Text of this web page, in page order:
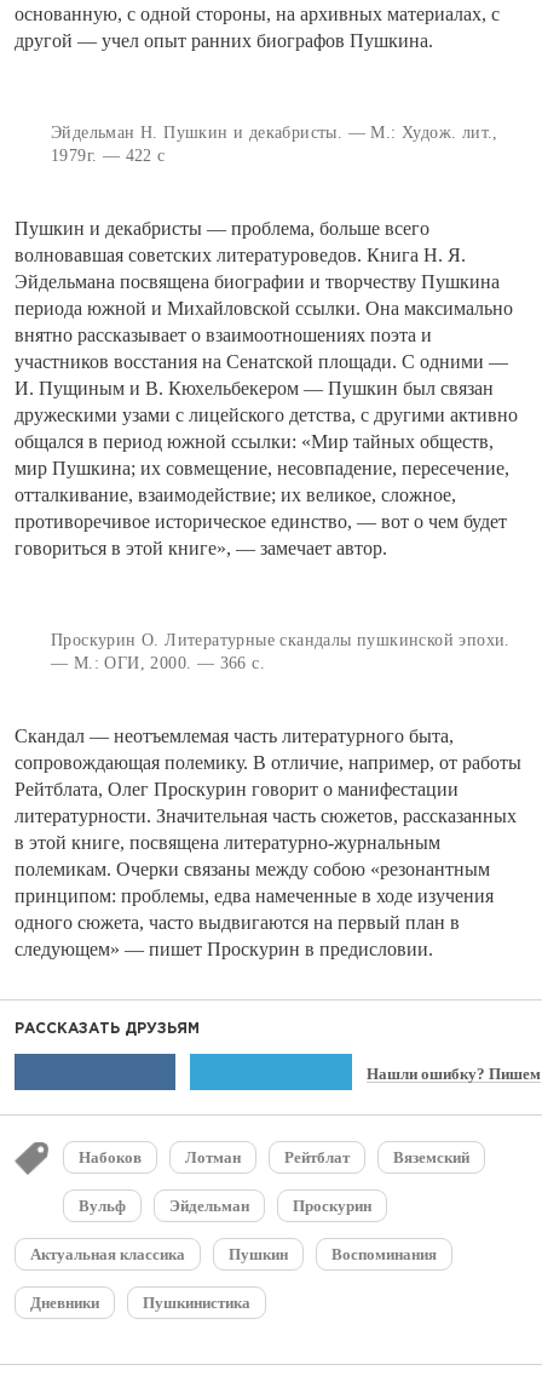
основанную, с одной стороны, на архивных материалах, с
другой — учел опыт ранних биографов Пушкина.
Эйдельман Н. Пушкин и декабристы. — М.: Худож. лит.,
1979г. — 422 с
Пушкин и декабристы — проблема, больше всего
волновавшая советских литературоведов. Книга Н. Я.
Эйдельмана посвящена биографии и творчеству Пушкина
периода южной и Михайловской ссылки. Она максимально
внятно рассказывает о взаимоотношениях поэта и
участников восстания на Сенатской площади. С одними —
И. Пущиным и В. Кюхельбекером — Пушкин был связан
дружескими узами с лицейского детства, с другими активно
общался в период южной ссылки: «Мир тайных обществ,
мир Пушкина; их совмещение, несовпадение, пересечение,
отталкивание, взаимодействие; их великое, сложное,
противоречивое историческое единство, — вот о чем будет
говориться в этой книге», — замечает автор.
Проскурин О. Литературные скандалы пушкинской эпохи.
— М.: ОГИ, 2000. — 366 с.
Скандал — неотъемлемая часть литературного быта,
сопровождающая полемику. В отличие, например, от работы
Рейтблата, Олег Проскурин говорит о манифестации
литературности. Значительная часть сюжетов, рассказанных
в этой книге, посвящена литературно-журнальным
полемикам. Очерки связаны между собою «резонантным
принципом: проблемы, едва намеченные в ходе изучения
одного сюжета, часто выдвигаются на первый план в
следующем» — пишет Проскурин в предисловии.
РАССКАЗАТЬ ДРУЗЬЯМ
Нашли ошибку? Пишем
Набоков Лотман Рейтблат Вяземский
Вульф Эйдельман Проскурин
Актуальная классика Пушкин Воспоминания
Дневники Пушкинистика